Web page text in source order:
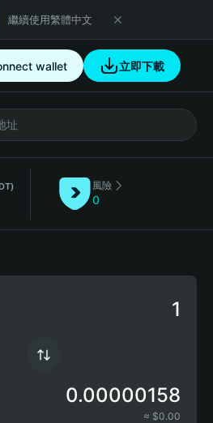
繼續使用繁體中文
wallet 立即下載
風險
0
0.00000158
≈ $0.00